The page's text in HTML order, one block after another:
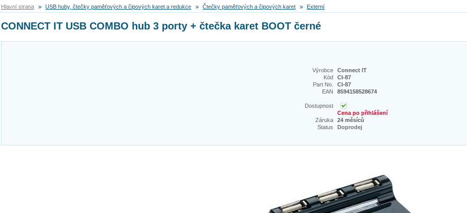
Hlavní strana USB huby, čtečky paměťových a čipových karet a redukce Čtečky paměťových a čipových karet Externí
CONNECT IT USB COMBO hub 3 porty + čtečka karet BOOT černé
Výrobce
Connect IT
Kód
CI-87
Part No.
CI-87
EAN
8594158528674
Dostupnost
Cena po přihlášení
Záruka
24 měsíců
Status
Doprodej